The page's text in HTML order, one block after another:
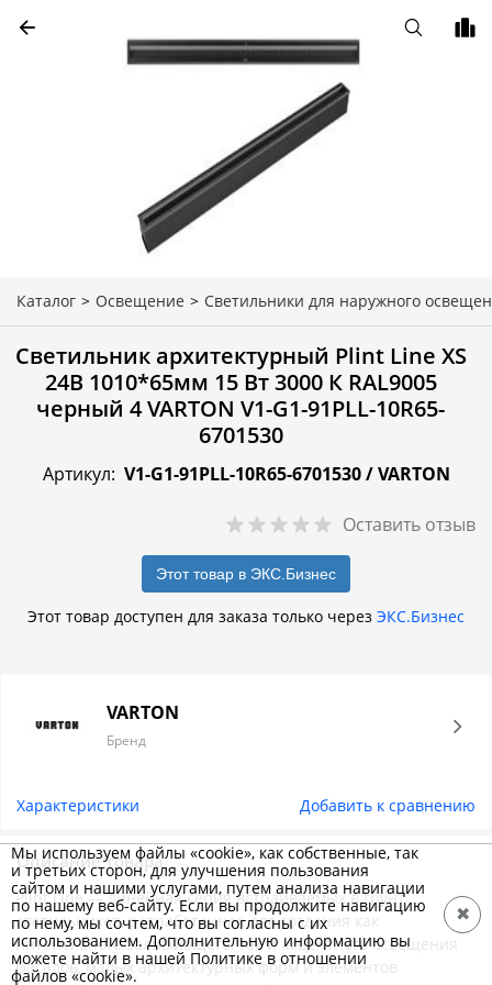
Каталог > Освещение > Светильники для наружного
Светильник архитектурный Plint Line XS
24В 1010*65мм 15 Вт 3000 К RAL9005
черный 4 VARTON V1-G1-91PLL-10R65-
6701530
Артикул: V1-G1-91PLL-10R65-6701530 /VARTON
Оставить отзыв
Этот товар в ЭКС.Бизнес
Этот товар доступен для заказа только через ЭКС.Бизнес
VARTON
Бренд
Характеристики Добавить к сравнению
Описание товара
Plint Line — линейная серия встраиваемых в грунт
светильников, разработанная для создания как
интенсивного заливающего, так и акцентного освещения
фасадов, малых архитектурных форм и элементов
Мы используем файлы «cookie», как собственные, так
и третьих сторон, для улучшения пользования
сайтом и нашими услугами, путем анализа навигации
по нашему веб-сайту. Если вы продолжите навигацию
по нему, мы сочтем, что вы согласны с их
использованием. Дополнительную информацию вы
можете найти в нашей Политике в отношении
файлов «cookie».
✖